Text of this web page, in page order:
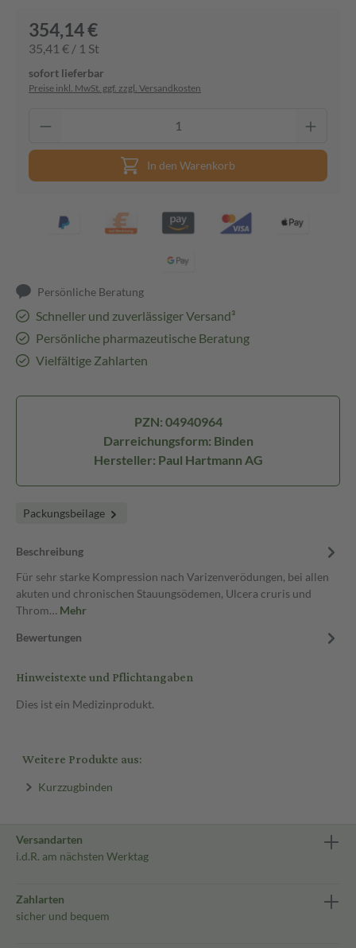
354,14 €
35,41 € / 1 St
sofort lieferbar
Preise inkl. MwSt. ggf. zzgl. Versandkosten
In den Warenkorb
Persönliche Beratung
Schneller und zuverlässiger Versand³
Persönliche pharmazeutische Beratung
Vielfältige Zahlarten
PZN: 04940964
Darreichungsform: Binden
Hersteller: Paul Hartmann AG
Packungsbeilage
Beschreibung
Für sehr starke Kompression nach Varizenverödungen, bei allen
akuten und chronischen Stauungsödemen, Ulcera cruris und
Throm… Mehr
Bewertungen
Hinweistexte und Pflichtangaben
Dies ist ein Medizinprodukt.
Weitere Produkte aus:
Kurzzugbinden
Versandarten
i.d.R. am nächsten Werktag
Zahlarten
sicher und bequem